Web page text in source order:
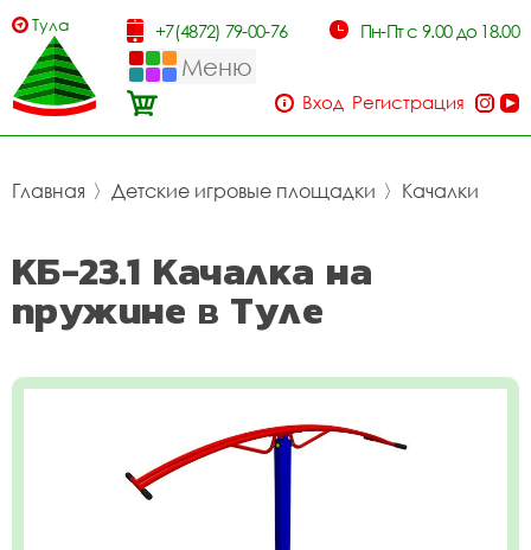
Тула +7(4872) 79-00-76 Пн-Пт с 9.00 до 18.00
Меню
Вход Регистрация
Главная 〉 Детские игровые площадки 〉 Качалки
КБ-23.1 Качалка на
пружине в Туле